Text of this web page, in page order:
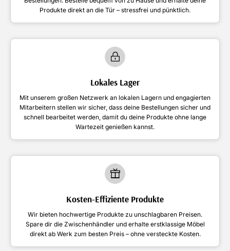
Produkte direkt an die Tür – stressfrei und pünktlich.
Lokales Lager
Mit unserem großen Netzwerk an lokalen Lagern und engagierten
Mitarbeitern stellen wir sicher, dass deine Bestellungen sicher und
schnell bearbeitet werden, damit du deine Produkte ohne lange
Wartezeit genießen kannst.
Kosten-Effiziente Produkte
Wir bieten hochwertige Produkte zu unschlagbaren Preisen.
Spare dir die Zwischenhändler und erhalte erstklassige Möbel
direkt ab Werk zum besten Preis – ohne versteckte Kosten.